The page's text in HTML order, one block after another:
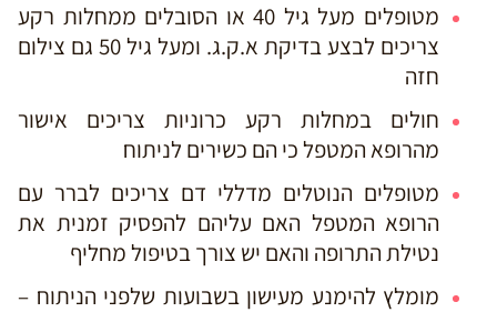
מטופלים מעל גיל 40 או הסובלים ממחלות רקע
צריכים לבצע בדיקת א.ק.ג. ומעל גיל 50 גם צילום
חזה
חולים במחלות רקע כרוניות צריכים אישור
מהרופא המטפל כי הם כשירים לניתוח
מטופלים הנוטלים מדללי דם צריכים לברר עם
הרופא המטפל האם עליהם להפסיק זמנית את
נטילת התרופה והאם יש צורך בטיפול מחליף
מומלץ להימנע מעישון בשבועות שלפני הניתוח –